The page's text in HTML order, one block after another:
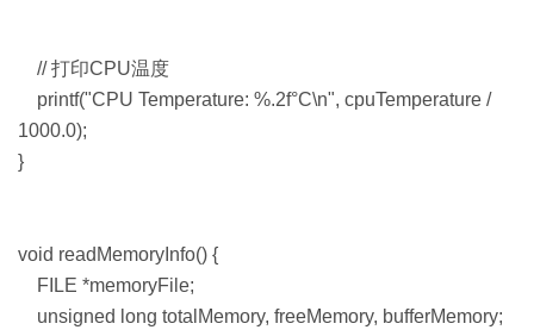
// 打印CPU温度
printf("CPU Temperature: %.2f°C\n", cpuTemperature /
1000.0);
}
void readMemoryInfo() {
FILE *memoryFile;
unsigned long totalMemory, freeMemory, bufferMemory;